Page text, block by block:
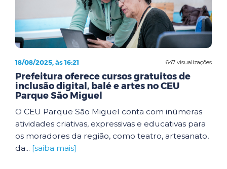
647 visualizações
18/08/2025, às 16:21
Prefeitura oferece cursos gratuitos de
inclusão digital, balé e artes no CEU
Parque São Miguel
O CEU Parque São Miguel conta com inúmeras
atividades criativas, expressivas e educativas para
os moradores da região, como teatro, artesanato,
da... [saiba mais]